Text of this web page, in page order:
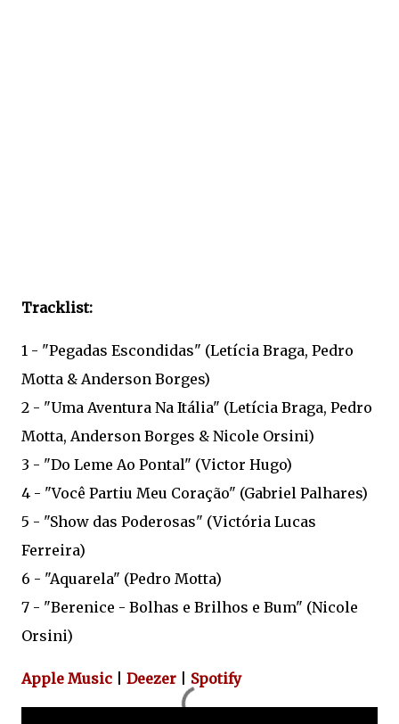
Tracklist:
1 - "Pegadas Escondidas" (Letícia Braga, Pedro
Motta & Anderson Borges)
2 - "Uma Aventura Na Itália" (Letícia Braga, Pedro
Motta, Anderson Borges & Nicole Orsini)
3 - "Do Leme Ao Pontal" (Victor Hugo)
4 - "Você Partiu Meu Coração" (Gabriel Palhares)
5 - "Show das Poderosas" (Victória Lucas
Ferreira)
6 - "Aquarela" (Pedro Motta)
7 - "Berenice - Bolhas e Brilhos e Bum" (Nicole
Orsini)
Apple Music Deezer Spotify